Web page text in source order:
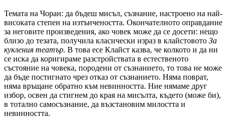
Темата на Чоран: да бъдеш мисъл, съзнание, настроено на най-
високата степен на изтънчеността. Окончателното оправдание
за неговите произведения, ако човек може да се досети: нещо
близо до тезата, получила класически израз в клайстовото За
кукления театър. В това есе Клайст казва, че колкото и да ни
се иска да коригираме разстройствата в естественото
състояние на човека, породени от съзнанието, то това не може
да бъде постигнато чрез отказ от съзнанието. Няма поврат,
няма връщане обратно към невинността. Ние нямаме друг
избор, освен да стигнем до края на мисълта, където (може би),
в тотално самосъзнание, да възстановим милостта и
невинността.